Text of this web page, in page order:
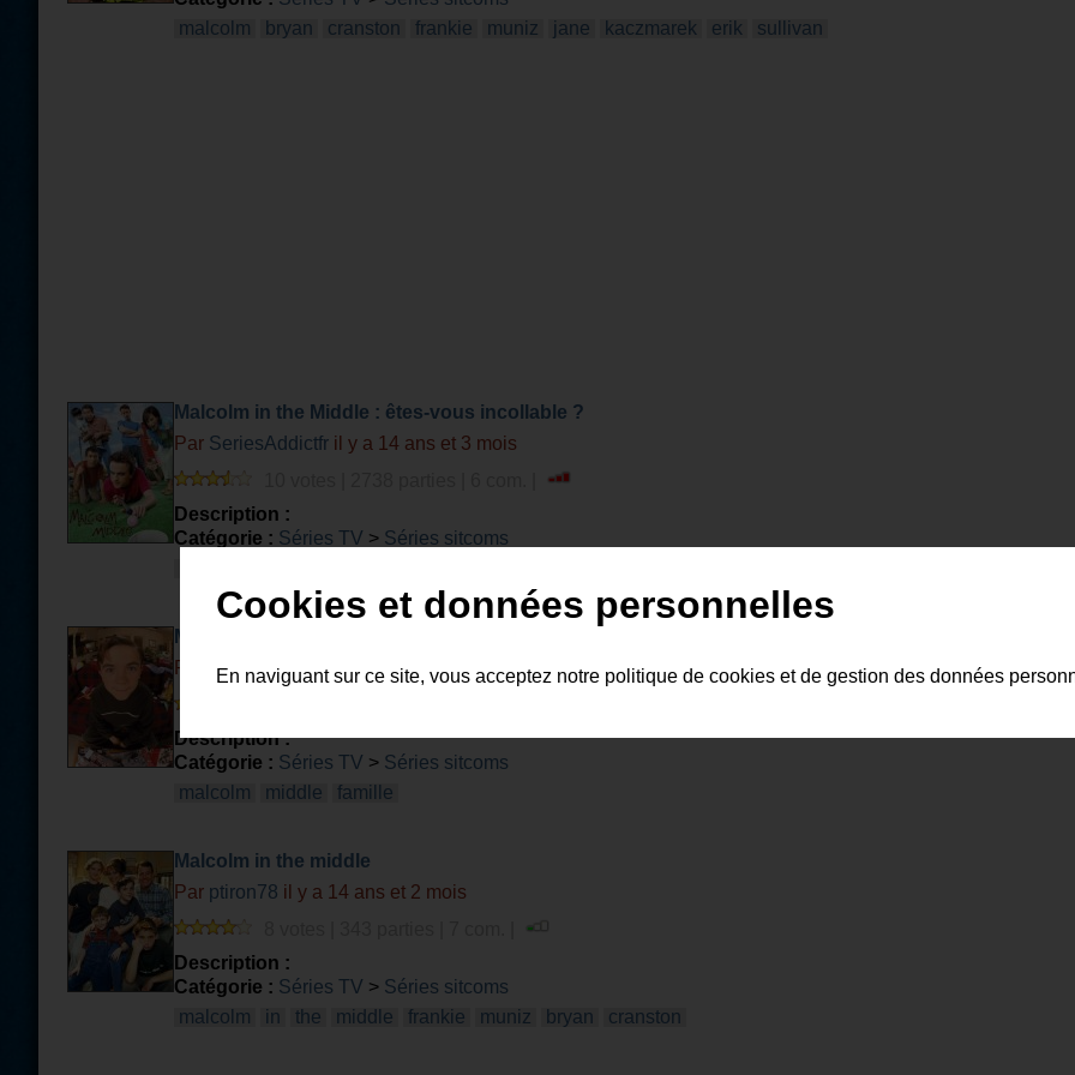
malcolm
bryan cranston frankie muniz jane kaczmarek erik sullivan
Malcolm in the Middle : êtes-vous incollable ?
Par SeriesAddictfr il y a 14 ans et 3 mois
Description :
Catégorie : Séries TV > Séries sitcoms
Malcolm
Par
Matteoil y a 13 ans et 4 mois
Description :
Catégorie : Séries TV > Séries sitcoms
malcolm
middle famille
Malcolm in the middle
Par ptiron78 il y a 14 ans et 2 mois
Description :
Catégorie : Séries TV > Séries sitcoms
malcolm
in the middle frankie muniz bryan cranston
Cookies et données personnelles
En naviguant sur ce site, vous acceptez notre politique de cookies et de gestion des données